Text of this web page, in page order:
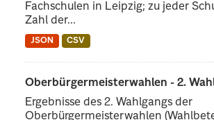
Fachschulen in Leipzig; zu jeder
Zahl der...
JSON CSV
Oberbürgermeisterwahlen - 2.
Ergebnisse des 2. Wahlgangs der
Oberbürgermeisterwahlen